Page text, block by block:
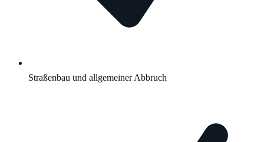
Straßenbau und allgemeiner Abbruch